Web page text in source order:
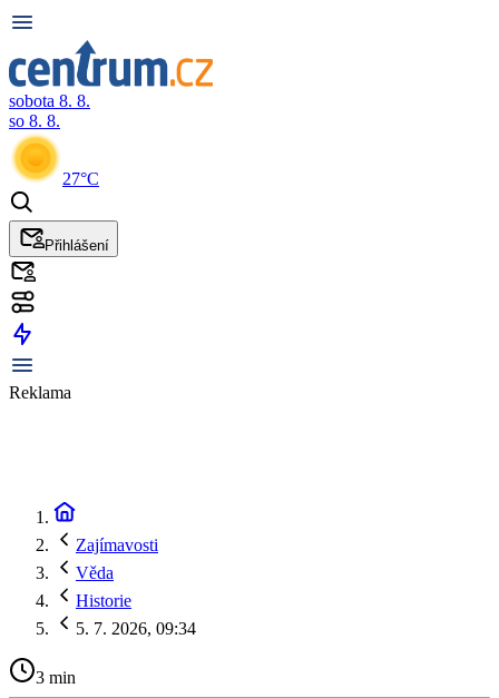
sobota 8. 8.
so 8. 8.
27°C
Přihlášení
Reklama
Zajímavosti
Věda
Historie
5. 7. 2026, 09:34
3 min